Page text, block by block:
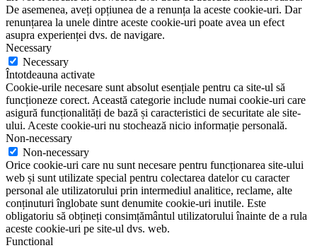
De asemenea, aveți opțiunea de a renunța la aceste cookie-uri. Dar
renunțarea la unele dintre aceste cookie-uri poate avea un efect
asupra experienței dvs. de navigare.
Necessary
Necessary
Întotdeauna activate
Cookie-urile necesare sunt absolut esențiale pentru ca site-ul să
funcționeze corect. Această categorie include numai cookie-uri care
asigură funcționalități de bază și caracteristici de securitate ale site-
ului. Aceste cookie-uri nu stochează nicio informație personală.
Non-necessary
Non-necessary
Orice cookie-uri care nu sunt necesare pentru funcționarea site-ului
web și sunt utilizate special pentru colectarea datelor cu caracter
personal ale utilizatorului prin intermediul analitice, reclame, alte
conținuturi înglobate sunt denumite cookie-uri inutile. Este
obligatoriu să obțineți consimțământul utilizatorului înainte de a rula
aceste cookie-uri pe site-ul dvs. web.
Functional